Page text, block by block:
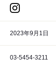
2023年9月1日
03-5454-3211